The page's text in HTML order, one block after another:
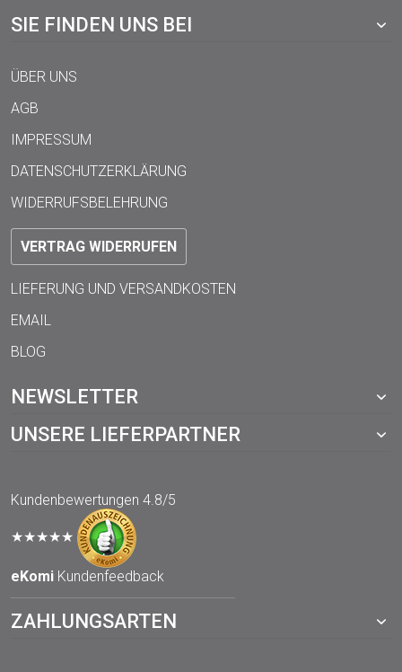
SIE FINDEN UNS BEI
ÜBER UNS
AGB
IMPRESSUM
DATENSCHUTZERKLÄRUNG
WIDERRUFSBELEHRUNG
VERTRAG WIDERRUFEN
LIEFERUNG UND VERSANDKOSTEN
EMAIL
BLOG
NEWSLETTER
UNSERE LIEFERPARTNER
Kundenbewertungen 4.8/5
★★★★★
eKomi Kundenfeedback
ZAHLUNGSARTEN